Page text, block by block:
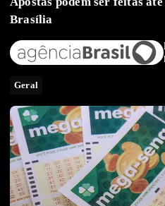
Brasília
Geral